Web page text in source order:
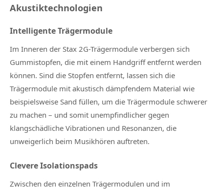
Akustiktechnologien
Intelligente Trägermodule
Im Inneren der Stax 2G-Trägermodule verbergen sich
Gummistopfen, die mit einem Handgriff entfernt werden
können. Sind die Stopfen entfernt, lassen sich die
Trägermodule mit akustisch dämpfendem Material wie
beispielsweise Sand füllen, um die Trägermodule schwerer
zu machen – und somit unempfindlicher gegen
klangschädliche Vibrationen und Resonanzen, die
unweigerlich beim Musikhören auftreten.
Clevere Isolationspads
Zwischen den einzelnen Trägermodulen und im